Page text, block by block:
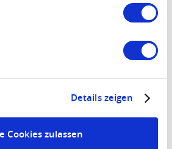
Details zeigen
Cookies zulassen